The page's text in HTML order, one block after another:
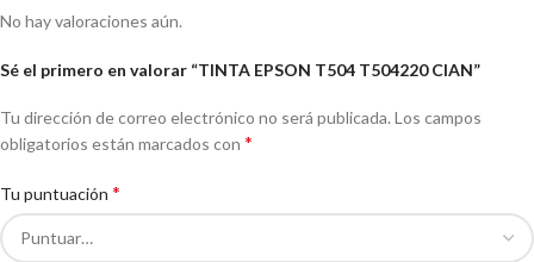
No hay valoraciones aún.
Sé el primero en valorar “TINTA EPSON T504 T504220 CIAN”
Tu dirección de correo electrónico no será publicada. Los campos
obligatorios están marcados con *
Tu puntuación *